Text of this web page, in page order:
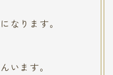
なります。
います。